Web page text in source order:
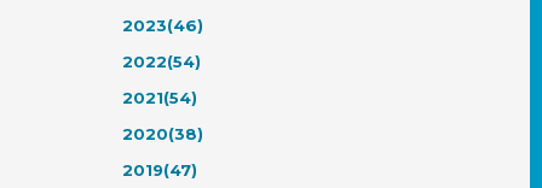
2023(46)
2022(54)
2021(54)
2020(38)
2019(47)